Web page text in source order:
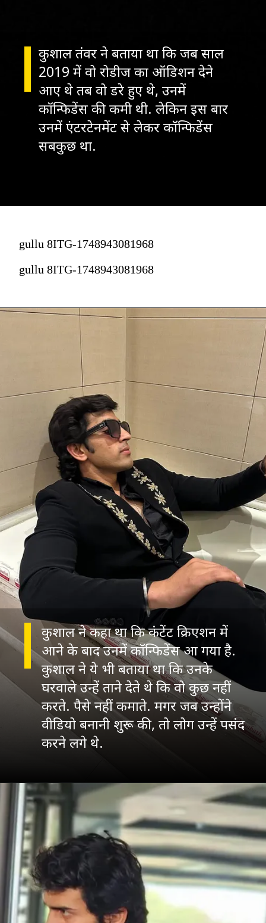
कुशाल तंवर ने बताया था कि जब साल
2019 में वो रोडीज का ऑडिशन देने
आए थे तब वो डरे हुए थे, उनमें
कॉन्फिडेंस की कमी थी. लेकिन इस बार
उनमें एंटरटेनमेंट से लेकर कॉन्फिडेंस
सबकुछ था.
gullu 8ITG-1748943081968
gullu 8ITG-1748943081968
कुशाल ने कहा था कि कंटेंट क्रिएशन में
आने के बाद उनमें कॉन्फिडेंस आ गया है.
कुशाल ने ये भी बताया था कि उनके
घरवाले उन्हें ताने देते थे कि वो कुछ नहीं
करते. पैसे नहीं कमाते. मगर जब उन्होंने
वीडियो बनानी शुरू की, तो लोग उन्हें पसंद
करने लगे थे.